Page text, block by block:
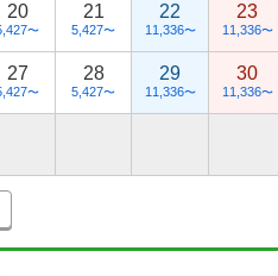
20
〜
21
5,427〜
22
11,336〜
23
11,336〜
27
〜
28
5,427〜
29
11,336〜
30
11,336〜